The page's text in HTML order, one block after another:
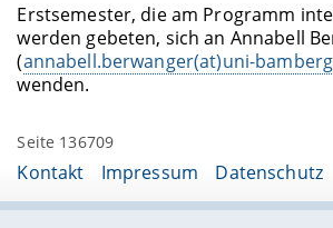
Erstsemester, die am Programm
werden gebeten, sich an Annabell
(annabell.berwanger(at)uni-
wenden.
Seite 136709
Kontakt Impressum Datenschutz